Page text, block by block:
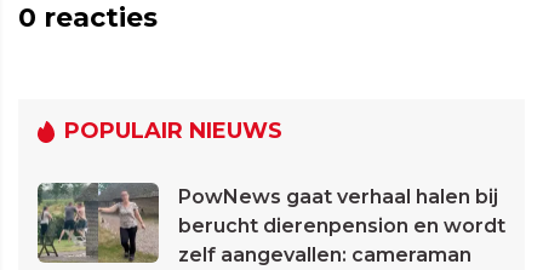
0 reacties
POPULAIR NIEUWS
PowNews gaat verhaal halen bij
berucht dierenpension en wordt
zelf aangevallen: cameraman